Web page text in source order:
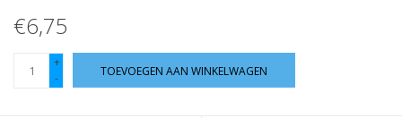
€6,75
+
-
TOEVOEGEN AAN WINKELWAGEN